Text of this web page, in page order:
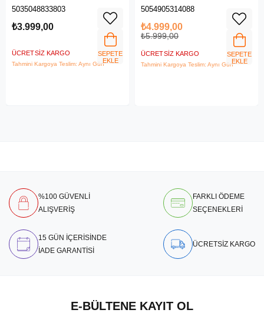
BDCHD18SC1K-QW
5035048833803
₺3.999,00
ÜCRETSIZ KARGO
Tahmini Kargoya Teslim: Aynı Gün
SEPETE
EKLE
(BEPW1300L-QS)
5054905314088
₺4.999,00
₺5.999,00
ÜCRETSIZ KARGO
Tahmini Kargoya Teslim: Aynı Gün
SEPETE
EKLE
%100 GÜVENLİ
ALIŞVERİŞ
FARKLI ÖDEME
SEÇENEKLERİ
15 GÜN İÇERİSİNDE
İADE GARANTİSİ
ÜCRETSİZ KARGO
E-BÜLTENE KAYIT OL